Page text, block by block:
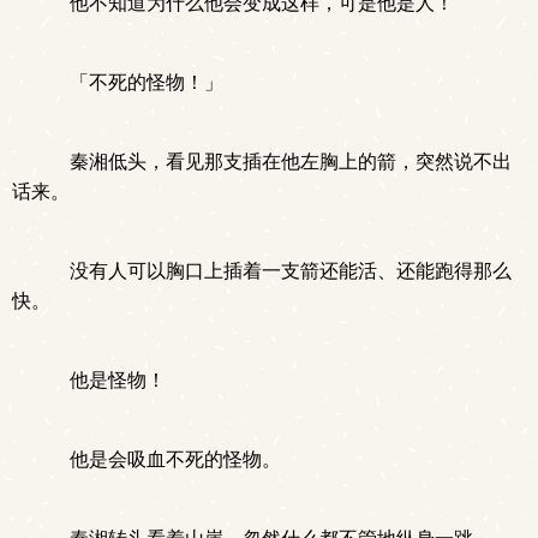
「不死的怪物！」
秦湘低头，看见那支插在他左胸上的箭，突然说不出
话来。
没有人可以胸口上插着一支箭还能活、还能跑得那么
快。
他是怪物！
他是会吸血不死的怪物。